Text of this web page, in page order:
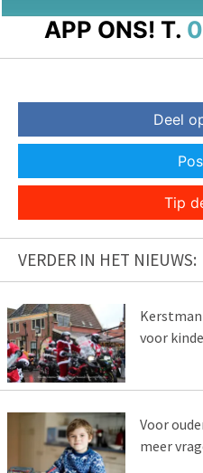
APP ONS! T.
Deel
Tip
VERDER IN HET NIEUWS:
voor
Voor
meer